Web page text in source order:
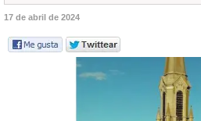
17 de abril de 2024